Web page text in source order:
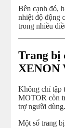
Bên cạnh đó,
nhiệt độ động
trong nhiều
Trang bị
XENON
Không chỉ tập
MOTOR còn
trợ người dùng.
Một số trang